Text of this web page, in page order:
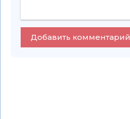
Добавить комментарий